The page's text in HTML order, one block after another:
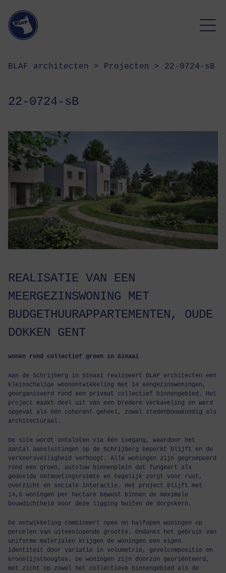
BLAF architecten > Projecten > 22-0724-sB
22-0724-sB
REALISATIE VAN EEN
MEERGEZINSWONING MET
BUDGETHUURAPPARTEMENTEN, OUDE
DOKKEN GENT
wonen rond collectief groen in Sinaai
Aan de Schrijberg in Sinaai realiseert BLAF architecten een
kleinschalige woonontwikkeling met 14 eengezinswoningen,
georganiseerd rond een privaat collectief binnengebied. Het
project maakt deel uit van een bredere verkaveling en werd
opgevat als één coherent geheel, zowel stedenbouwkundig als
architecturaal.
De site wordt ontsloten via één toegang, waardoor het
aantal aansluitingen op de Schrijberg beperkt blijft en de
verkeersveiligheid verhoogt. Alle woningen zijn gegroepeerd
rond een groen, autoluw binnenplein dat fungeert als
gedeelde ontmoetingsruimte en tegelijk zorgt voor rust,
overzicht en sociale interactie. Het project blijft met
14,5 woningen per hectare bewust binnen de maximale
bouwdichtheid voor deze ligging buiten de dorpskern.
De ontwikkeling combineert open en halfopen woningen op
percelen van uiteenlopende grootte. Ondanks het gebruik van
uniforme materialen krijgen de woningen een eigen
identiteit door variatie in volumetrie, gevelcompositie en
kroonlijsthoogtes. De woningen zijn doorzon georiënteerd,
met zicht op zowel het collectieve binnengebied als de